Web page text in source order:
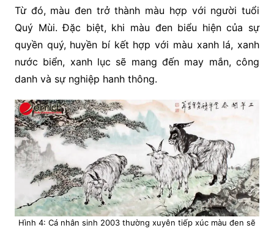
Từ đó, màu đen trở thành màu hợp với người tuổi
Quý Mùi. Đặc biệt, khi màu đen biểu hiện của sự
quyền quý, huyền bí kết hợp với màu xanh lá, xanh
nước biển, xanh lục sẽ mang đến may mắn, công
danh và sự nghiệp hanh thông.
Hình 4: Cá nhân sinh 2003 thường xuyên tiếp xúc màu đen sẽ